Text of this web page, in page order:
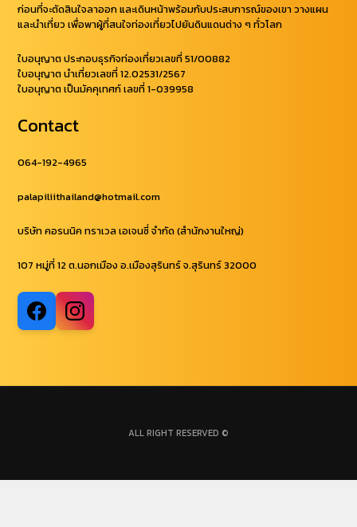
ก่อนที่จะตัดสินใจลาออก และเดินหน้าพร้อมกับประสบการณ์ของเขา วางแผน
และนำเที่ยว เพื่อพาผู้ที่สนใจท่องเที่ยวไปยันดินแดนต่าง ๆ ทั่วโลก
ใบอนุญาต ประกอบธุรกิจท่องเที่ยวเลขที่ 51/00882
ใบอนุญาต นำเที่ยวเลขที่ 12.02531/2567
ใบอนุญาต เป็นมัคคุเทศก์ เลขที่ 1-039958
Contact
064-192-4965
palapiliithailand@hotmail.com
บริษัท คอรนนิค ทราเวล เอเจนซี่ จำกัด (สำนักงานใหญ่)
107 หมู่ที่ 12 ต.นอกเมือง อ.เมืองสุรินทร์ จ.สุรินทร์ 32000
ALL RIGHT RESERVED ©